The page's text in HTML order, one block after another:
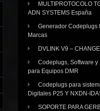
MULTIPROTOCOLO
ADN SYSTEMS España
Generador Codeplugs
Marcas
DVLINK V9 –
Codeplugs, Software y
para Equipos DMR
Codeplugs para
Digitales P25 Y NXDN-
SOPORTE PARA